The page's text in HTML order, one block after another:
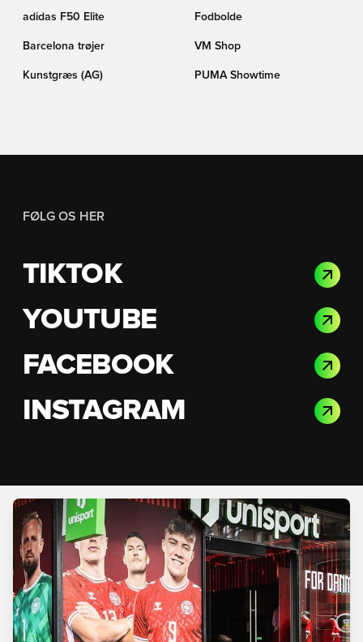
adidas F50 Elite Fodbolde
Barcelona trøjer VM Shop
Kunstgræs (AG) PUMA Showtime
FØLG OS HER
TIKTOK
YOUTUBE
FACEBOOK
INSTAGRAM